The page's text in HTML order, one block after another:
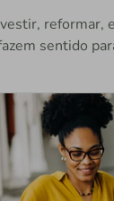
reformar,
sentido